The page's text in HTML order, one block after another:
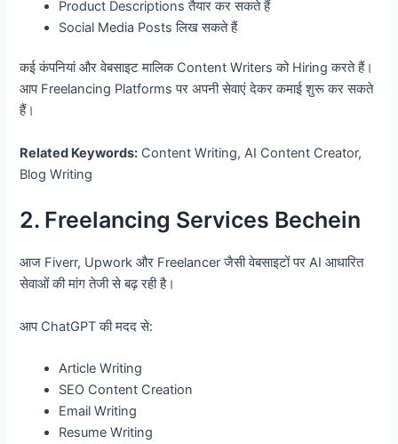
Product Descriptions तैयार कर सकते हैं
Social Media Posts लिख सकते हैं
कई कंपनियां और वेबसाइट मालिक Content Writers को Hiring करते हैं।
आप Freelancing Platforms पर अपनी सेवाएं देकर कमाई शुरू कर सकते
हैं।
Related Keywords: Content Writing, AI Content Creator,
Blog Writing
2. Freelancing Services Bechein
आज Fiverr, Upwork और Freelancer जैसी वेबसाइटों पर AI आधारित
सेवाओं की मांग तेजी से बढ़ रही है।
आप ChatGPT की मदद से:
Article Writing
SEO Content Creation
Email Writing
Resume Writing